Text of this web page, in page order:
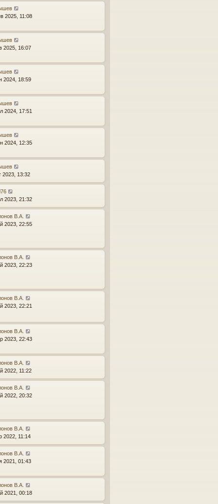
2025, 11:08
2025, 16:07
2024, 18:59
2024, 17:51
2024, 12:35
2023, 13:32
2023, 21:32
В.А.
2023, 22:55
В.А.
2023, 22:23
В.А.
2023, 22:21
В.А.
2023, 22:43
В.А.
2022, 11:22
В.А.
2022, 20:32
В.А.
2022, 11:14
В.А.
2021, 01:43
В.А.
2021, 00:18